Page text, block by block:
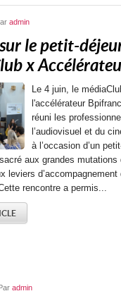
admin
le petit-
x
Le 4 juin, le
l'accélérateur
réuni les
l’audiovisuel et du
à l’occasion d’un
aux grandes mutations
leviers d’accompagnement
rencontre a permis...
admin